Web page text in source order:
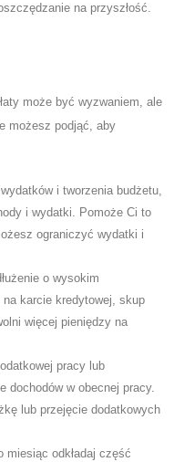
na przyszłość.
może być wyzwaniem, ale
możesz podjąć, aby
i tworzenia budżetu,
i wydatki. Pomoże Ci to
ograniczyć wydatki i
o wysokim
na karcie kredytowej, skup
więcej pieniędzy na
pracy lub
dochodów w obecnej pracy.
lub przejęcie dodatkowych
odkładaj część